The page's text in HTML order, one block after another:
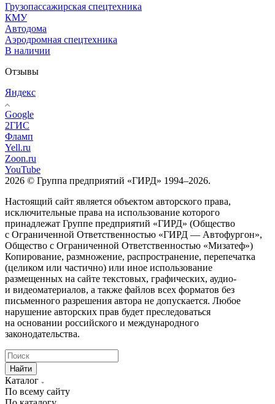
Грузопассажирская спецтехника
КМУ
Автодома
Аэродромная спецтехника
В наличии
Отзывы
Яндекс
Google
2ГИС
Фламп
Yell.ru
Zoon.ru
YouTube
2026 © Группа предприятий «ГИРД» 1994–2026.
Настоящий сайт является объектом авторского права,
исключительные права на использование которого
принадлежат Группе предприятий «ГИРД» (Общество
с Ограниченной Ответственностью «ГИРД — Автофургон»,
Общество с Ограниченной Ответственностью «Мизатеф»)
Копирование, размножение, распространение, перепечатка
(целиком или частично) или иное использование
размещенных на сайте текстовых, графических, аудио-
и видеоматериалов, а также файлов всех форматов без
письменного разрешения автора не допускается. Любое
нарушение авторских прав будет преследоваться
на основании российского и международного
законодательства.
Найти
Каталог
По всему сайту